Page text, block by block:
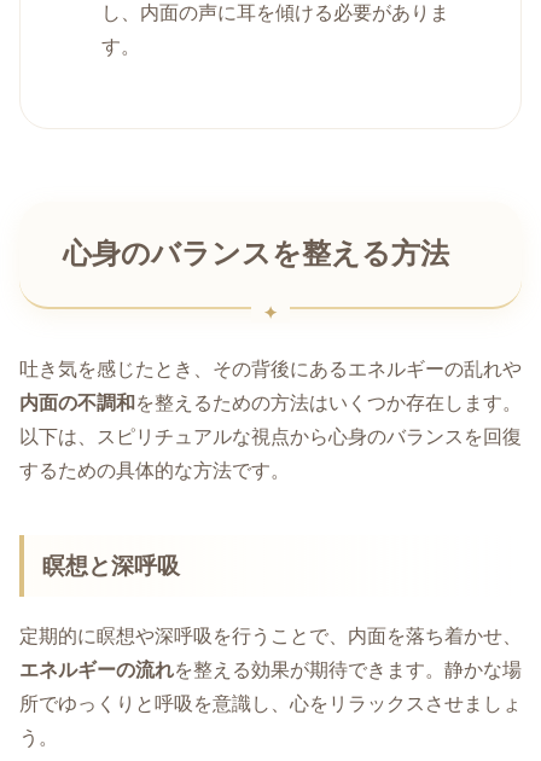
し、内面の声に耳を傾ける必要がありま
す。
心身のバランスを整える方法
吐き気を感じたとき、その背後にあるエネルギーの乱れや
内面の不調和 を整えるための方法はいくつか存在します。
以下は、スピリチュアルな視点から心身のバランスを回復
するための具体的な方法です。
瞑想と深呼吸
定期的に瞑想や深呼吸を行うことで、内面を落ち着かせ、
エネルギーの流れを整える効果が期待できます。静かな場
所でゆっくりと呼吸を意識し、心をリラックスさせましょ
う。